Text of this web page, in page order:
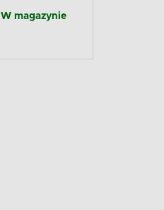
W magazynie